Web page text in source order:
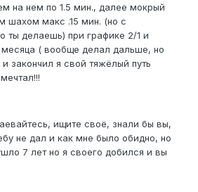
на нем по 1.5 мин., далее мокрый
шахом макс .15 мин. (но с
ты делаешь) при графике 2/1 и
( вообще делал дальше, но
закончил я свой тяжёлый путь
ищите своё, знали бы вы,
не дал и как мне было обидно, но
7 лет но я своего добился и вы